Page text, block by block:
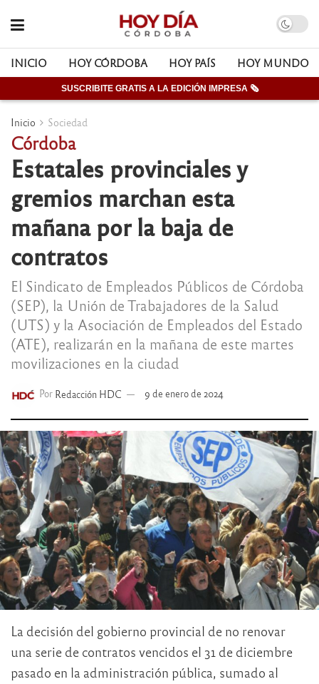
INICIO HOY CÓRDOBA HOY PAÍS HOY MUNDO
SUSCRIBITE GRATIS A LA EDICIÓN IMPRESA 🗞
Inicio Sociedad
Córdoba
Estatales provinciales y
gremios marchan esta
mañana por la baja de
contratos
El Sindicato de Empleados Públicos de Córdoba
(SEP), la Unión de Trabajadores de la Salud
(UTS) y la Asociación de Empleados del Estado
(ATE), realizarán en la mañana de este martes
movilizaciones en la ciudad
Por Redacción HDC 9 de enero de 2024
La decisión del gobierno provincial de no renovar
una serie de contratos vencidos el 31 de diciembre
pasado en la administración pública, sumado al